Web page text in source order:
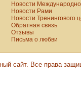
Новости
Новости Рами
Новости Тренингового
Обратная связь
Отзывы
Письма о любви
сайт. Все права